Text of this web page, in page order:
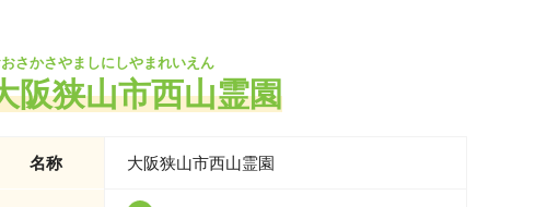
さかさやましにしやまれいえん
阪狭山市西山霊園
名称 大阪狭山市西山霊園